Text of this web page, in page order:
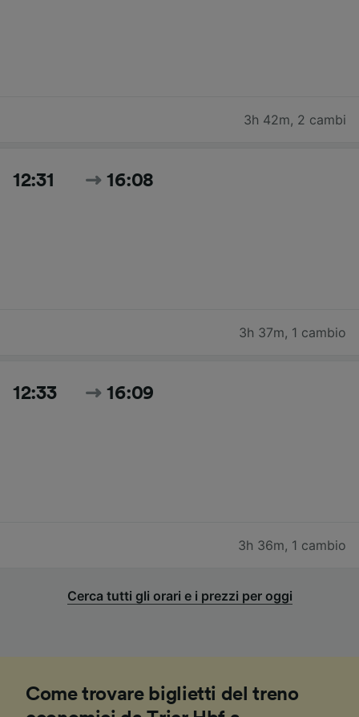
3h 42m, 2 cambi
12:31 16:08
3h 37m, 1 cambio
12:33 16:09
3h 36m, 1 cambio
Cerca tutti gli orari e i prezzi per oggi
Come trovare biglietti del treno